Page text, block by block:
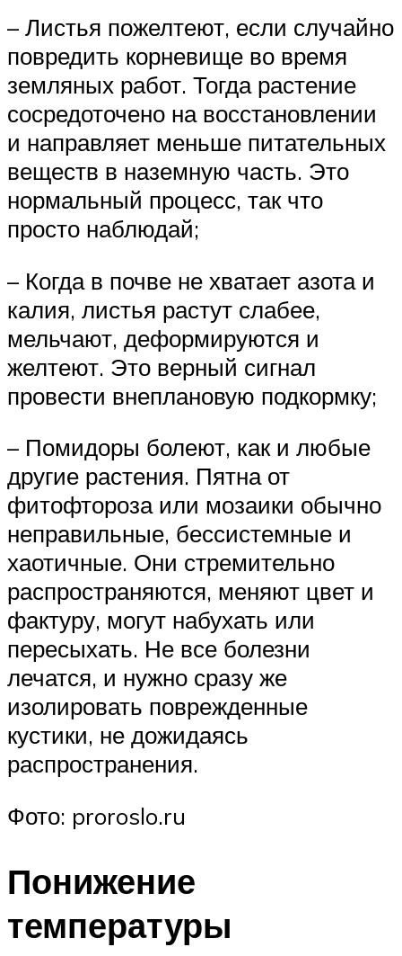
– Листья пожелтеют, если случайно
повредить корневище во время
земляных работ. Тогда растение
сосредоточено на восстановлении
и направляет меньше питательных
веществ в наземную часть. Это
нормальный процесс, так что
просто наблюдай;
– Когда в почве не хватает азота и
калия, листья растут слабее,
мельчают, деформируются и
желтеют. Это верный сигнал
провести внеплановую подкормку;
– Помидоры болеют, как и любые
другие растения. Пятна от
фитофтороза или мозаики обычно
неправильные, бессистемные и
хаотичные. Они стремительно
распространяются, меняют цвет и
фактуру, могут набухать или
пересыхать. Не все болезни
лечатся, и нужно сразу же
изолировать поврежденные
кустики, не дожидаясь
распространения.
Фото: proroslo.ru
Понижение
температуры